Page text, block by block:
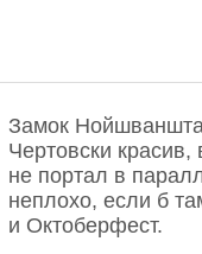
Замок
Чертовски
не портал в
неплохо, если б
и Октоберфест.